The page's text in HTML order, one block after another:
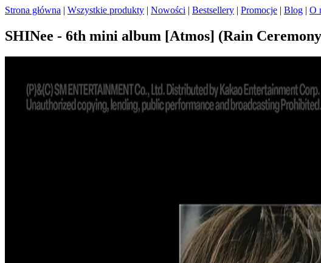
Strona główna | Wszystkie produkty | Nowości | Bestsellery | Promocje | Blog | O
SHINee - 6th mini album [Atmos] (Rain